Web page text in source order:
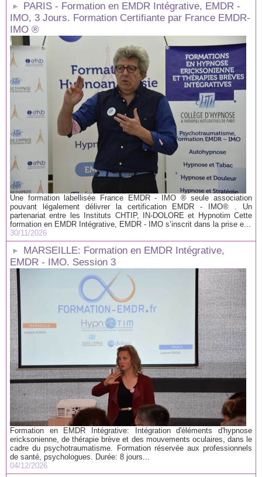
PARIS - Formation en EMDR Intégrative, EMDR -
IMO, 3 Jours. Formation Certifiante par France EMDR-
IMO ®
Une formation labellisée France EMDR - IMO ® seule association
pouvant légalement délivrer la certification EMDR - IMO® . Un
partenariat entre les Instituts CHTIP, IN-DOLORE et Hypnotim Cette
formation en EMDR Intégrative, EMDR - IMO s’inscrit dans la prise e...
30/11/2026
MARSEILLE: Formation en EMDR Intégrative,
EMDR - IMO. Session 3
Formation en EMDR Intégrative: Intégration d'éléments d'hypnose
ericksonienne, de thérapie brève et des mouvements oculaires, dans le
cadre du psychotraumatisme. Formation réservée aux professionnels
de santé, psychologues. Durée: 8 jours...
04/12/2026